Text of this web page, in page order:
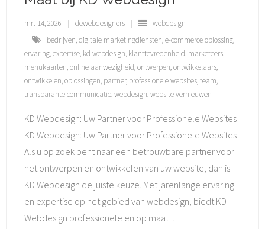
mrt 14, 2026 dewebdesigners
webdesign
bedrijven,digitale marketingdiensten,e-commerce oplossing,
ervaring,expertise, kd webdesign, klanttevredenheid, marketeers,
menukaarten,online aanwezigheid,ontwerpen,ontwikkelaars,
ontwikkelen,oplossingen, partner, professionele websites,team,
transparante communicatie,webdesign,website vernieuwen
KD Webdesign: Uw Partner voor Professionele Websites
KD Webdesign: Uw Partner voor Professionele Websites
Als u op zoek bent naar een betrouwbare partner voor
het ontwerpen en ontwikkelen van uw website, dan is
KD Webdesign de juiste keuze. Met jarenlange ervaring
en expertise op het gebied van webdesign, biedt KD
Webdesign professionele en op maat